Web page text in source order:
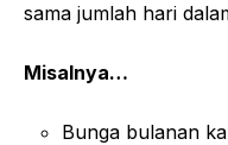
sama jumlah hari
Misalnya…
Bunga bulanan